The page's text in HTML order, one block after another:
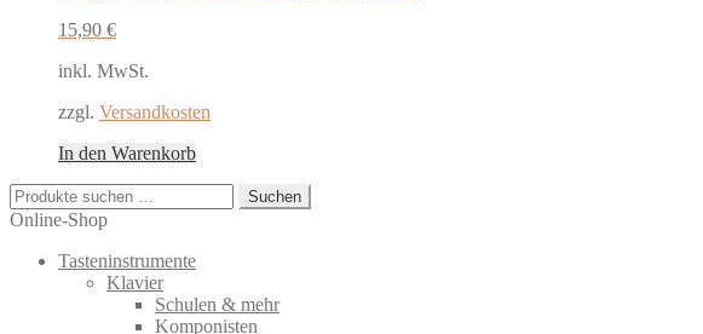
15,90 €
inkl. MwSt.
zzgl. Versandkosten
In den Warenkorb
Suchen
nach:
Suchen
Online-Shop
Tasteninstrumente
Klavier
Schulen & mehr
Komponisten